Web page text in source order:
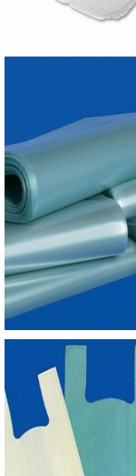
pegue chuva
lona.A
mercado um
o material
específica,
analisar de que
gerenciar quais
essa proteção.
COM A
Plástico passou
fábricas ainda
Aumentando,
entrega e venda
solicitar um